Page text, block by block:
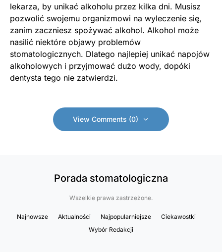
lekarza, by unikać alkoholu przez kilka dni. Musisz
pozwolić swojemu organizmowi na wyleczenie się,
zanim zaczniesz spożywać alkohol. Alkohol może
nasilić niektóre objawy problemów
stomatologicznych. Dlatego najlepiej unikać napojów
alkoholowych i przyjmować dużo wody, dopóki
dentysta tego nie zatwierdzi.
View Comments (0)
Porada stomatologiczna
Wszelkie prawa zastrzeżone.
Najnowsze Aktualności Najpopularniejsze
Ciekawostki
Wybór Redakcji